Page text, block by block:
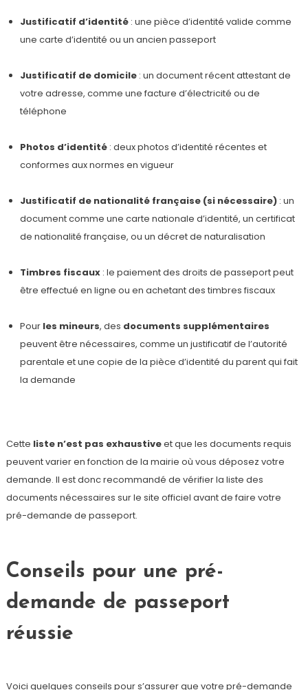
Justificatif d’identité : une pièce d’identité valide comme
une carte d’identité ou un ancien passeport
Justificatif de domicile: un document récent attestant de
votre adresse, comme une facture d’électricité ou de
téléphone
Photos d’identité: deux photos d’identité récentes et
conformes aux normes en vigueur
Justificatif de nationalité française (si nécessaire): un
document comme une carte nationale d’identité, un certificat
de nationalité française, ou un décret de naturalisation
Timbres fiscaux: le paiement des droits de passeport peut
être effectué en ligne ou en achetant des timbres fiscaux
Pour les mineurs, des documents supplémentaires
peuvent être nécessaires, comme un justificatif de l’autorité
parentale et une copie de la pièce d’identité du parent qui fait
la demande
Cette liste n’est pas exhaustiveet que les documents requis
peuvent varier en fonction de la mairie où vous déposez votre
demande. Il est donc recommandé de vérifier la liste des
documents nécessaires sur le site officiel avant de faire votre
pré-demande de passeport.
Conseils pour une pré-
demande de passeport
réussie
Voici quelques conseils pour s’assurer que votre pré-demande